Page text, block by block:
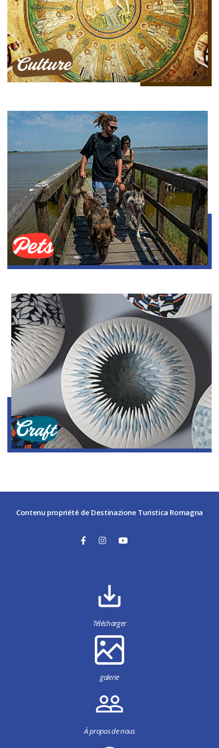
Culture
Animaux
Artisanat
Contenu propriété de Destinazione Turistica Romagna
Télécharger
galerie
À propos de nous